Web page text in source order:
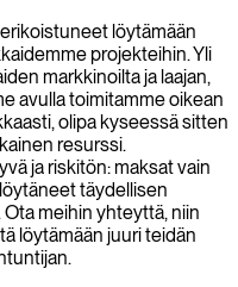
löytämään
projekteihin. Yli
markkinoilta ja laajan,
avulla toimitamme oikean
olipa kyseessä sitten
resurssi.
ja riskitön: maksat vain
täydellisen
meihin yhteyttä, niin
löytämään juuri teidän